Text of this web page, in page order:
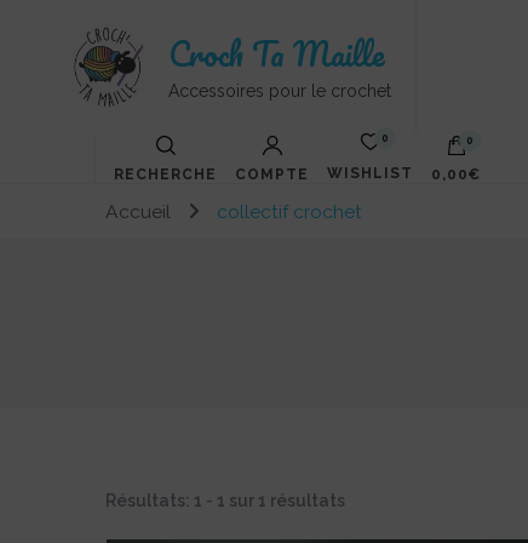
Croch Ta Maille
Accessoires pour le crochet
RECHERCHE COMPTE
0
WISHLIST
0
0,00€
Accueil collectif crochet
Résultats: 1 - 1 sur 1 résultats